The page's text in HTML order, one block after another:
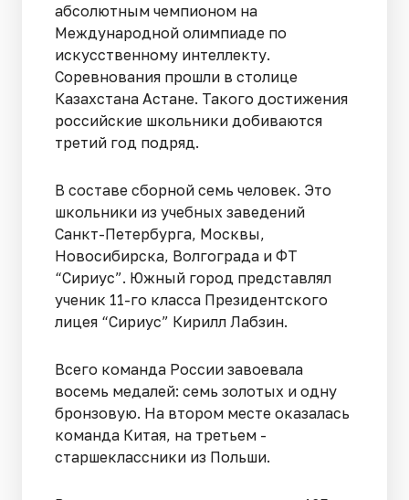
абсолютным чемпионом на
Международной олимпиаде по
искусственному интеллекту.
Соревнования прошли в столице
Казахстана Астане. Такого достижения
российские школьники добиваются
третий год подряд.
В составе сборной семь человек. Это
школьники из учебных заведений
Санкт-Петербурга, Москвы,
Новосибирска, Волгограда и ФТ
“Сириус”. Южный город представлял
ученик 11-го класса Президентского
лицея “Сириус” Кирилл Лабзин.
Всего команда России завоевала
восемь медалей: семь золотых и одну
бронзовую. На втором месте оказалась
команда Китая, на третьем -
старшеклассники из Польши.